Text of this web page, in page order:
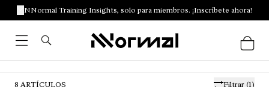
NNormal Training Insights, solo para miembros. ¡Inscríbete ahora!
Filtrar (1)
8 ARTÍCULOS